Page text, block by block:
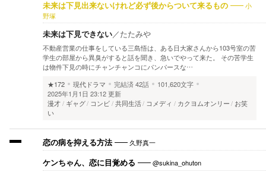
未来は下見出来ないけれど必ず後からついて来るもの
小
野塚
未来は下見できない／たたみや
不動産営業の仕事をしている三島悟は、ある日大家さんから103号室の苦
学生の部屋から異臭がすると話を聞き、急いでやって来た。 その苦学生
は物件下見の時にチャンチャンコにパンパースな…
★172
現代ドラマ 完結済42話
101,620文字
2025年1月1日 23:12 更新
漫才
ギャグ コンビ 共同生活 コメディ カクヨムオンリー
お笑
い
恋の病を抑える方法 久野真一
ケンちゃん、恋に目覚める @sukina_ohuton